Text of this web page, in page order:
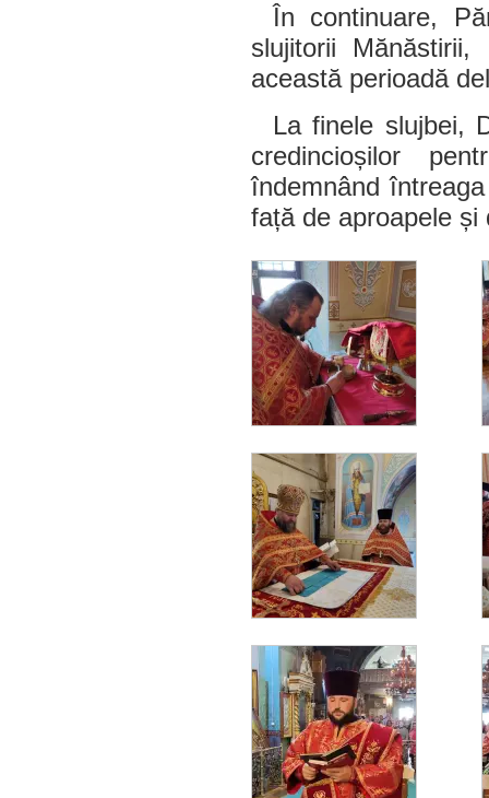
În continuare,
slujitorii
această perioadă
La finele slujbei,
credincioșilor
îndemnând
față de aproapele și